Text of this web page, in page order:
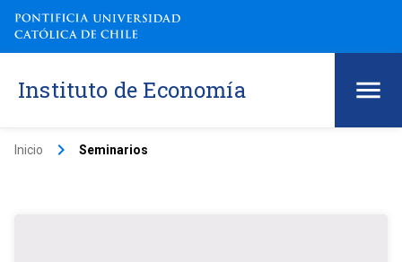
Instituto de Economía
Inicio keyboard_arrow_right Seminarios